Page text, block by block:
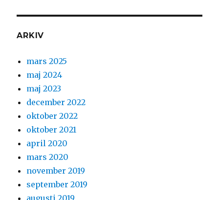
ARKIV
mars 2025
maj 2024
maj 2023
december 2022
oktober 2022
oktober 2021
april 2020
mars 2020
november 2019
september 2019